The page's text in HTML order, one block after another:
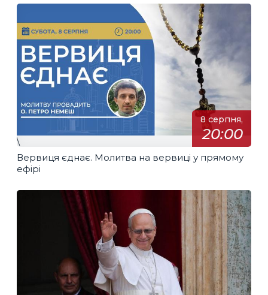
8 серпня,
20:00
\
Вервиця єднає. Молитва на вервиці у прямому
ефірі